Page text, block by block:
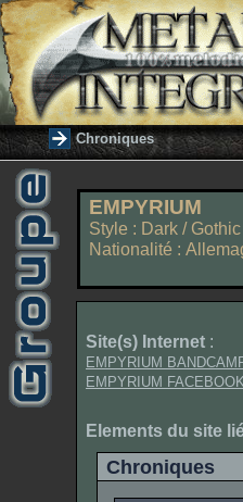
Chroniques
EMPYRIUM
Style : Dark /
Nationalité :
Site(s) Internet :
EMPYRIUM
EMPYRIUM FACEBOOK
Elements du site
Chroniques